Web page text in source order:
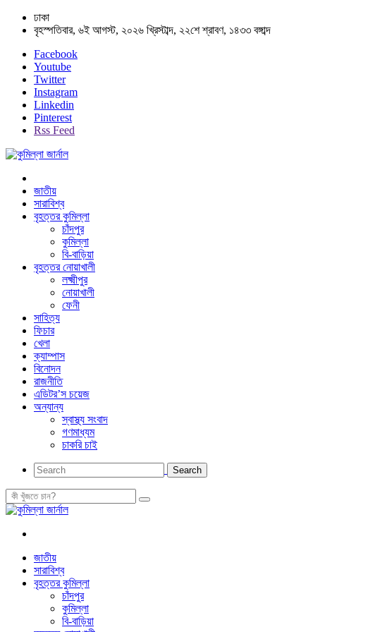
ঢাকা
বৃহস্পতিবার, ৬ই আগস্ট, ২০২৬ খ্রিস্টাব্দ, ২২শে শ্রাবণ, ১৪৩৩ বঙ্গাব্দ
Facebook
Youtube
Twitter
Instagram
Linkedin
Pinterest
Rss Feed
জাতীয়
সারাবিশ্ব
বৃহত্তর কুমিল্লা
চাঁদপুর
কুমিল্লা
বি-বাড়িয়া
বৃহত্তর নোয়াখালী
লক্ষ্মীপুর
নোয়াখালী
ফেনী
সাহিত্য
ফিচার
খেলা
ক্যাম্পাস
বিনোদন
রাজনীতি
এডিটর’স চয়েজ
অন্যান্য
স্বাস্থ্য সংবাদ
গণমাধ্যম
চাকরি চাই
জাতীয়
সারাবিশ্ব
বৃহত্তর কুমিল্লা
চাঁদপুর
কুমিল্লা
বি-বাড়িয়া